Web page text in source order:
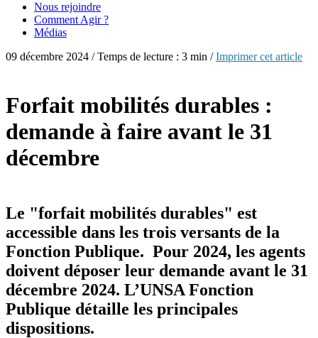
Nous rejoindre
Comment Agir ?
Médias
09 décembre 2024 / Temps de lecture : 3 min /Imprimer cet article
Forfait mobilités durables :
demande à faire avant le 31
décembre
Le "forfait mobilités durables" est
accessible dans les trois versants de la
Fonction Publique. Pour 2024, les agents
doivent déposer leur demande avant le 31
décembre 2024. L’UNSA Fonction
Publique détaille les principales
dispositions.